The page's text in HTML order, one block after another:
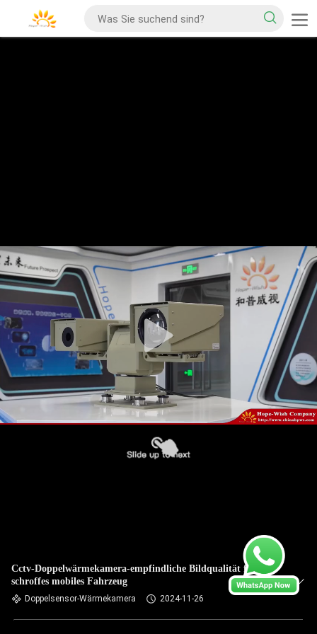
Cctv-Doppelwärmekamera-empfindliche Bildqualität für
schroffes mobiles Fahrzeug
Doppelsensor-Wärmekamera 2024-11-26